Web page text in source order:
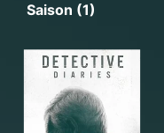
Saison (1)